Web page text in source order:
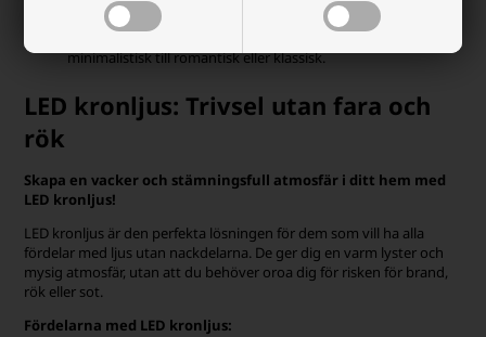
för att skapa en sammanhållen atmosfär.
Hitta taklampor som matchar din smak, från
minimalistisk till romantisk eller klassisk.
LED kronljus: Trivsel utan fara och
rök
Skapa en vacker och stämningsfull atmosfär i ditt hem med
LED kronljus!
LED kronljus är den perfekta lösningen för dem som vill ha alla
fördelar med ljus utan nackdelarna. De ger dig en varm lyster och
mysig atmosfär, utan att du behöver oroa dig för risken för brand,
rök eller sot.
Fördelarna med LED kronljus: